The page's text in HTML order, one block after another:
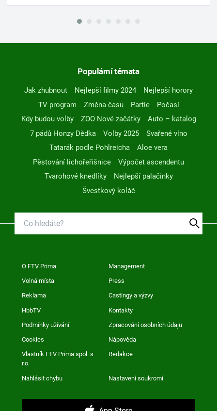
Populární témata
Jak zhubnout Nejlepší filmy 2024
Nejlepší horory
TV program
Změna času Partie
Počasí
Kdy budou volby
ZOO Nové začátky
Auto – katalog
7 pádů Honzy Dědka
Volby 2025
Svařené víno
Tatarák podle Pohlreicha
Aloe vera
Pěstování lichořeřišnice
Výpočet ascendentu
Tvarohové knedlíky
Nejlepší palačinky
Švestkový koláč
O FTV Prima Management
Volná místa Press
Reklama Castingy a výzvy
HbbTV Kontakty
Podmínky užívání Zpracování osobních údajů
Cookies Nápověda
Vlastník FTV Prima spol. s
r.o.
Redakce
Nahlásit chybu Nastavení soukromí